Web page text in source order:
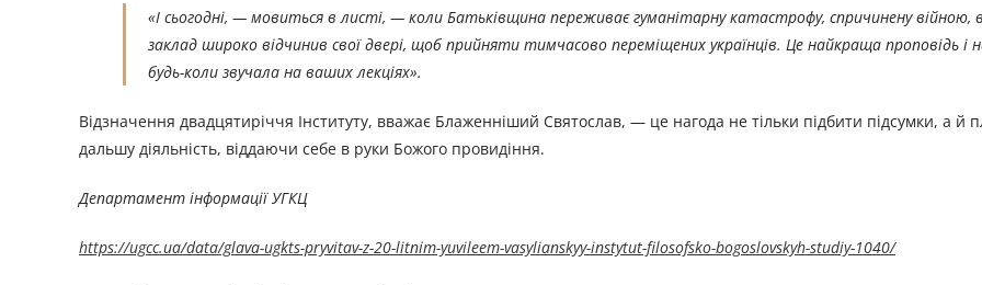
«І сьогодні, — мовиться в листі, — коли Батьківщина переживає гуманітарну катастрофу, спричинену війною,
заклад широко відчинив свої двері, щоб прийняти тимчасово переміщених українців. Це найкраща проповідь і
будь-коли звучала на ваших лекціях».
Відзначення двадцятиріччя Інституту, вважає Блаженніший Святослав, — це нагода не тільки підбити підсумки, а й
дальшу діяльність, віддаючи себе в руки Божого провидіння.
Департамент інформації УГКЦ
https://ugcc.ua/data/glava-ugkts-pryvitav-z-20-litnim-yuvileem-vasylianskyy-instytut-filosofsko-bogoslovskyh-studiy-1040/